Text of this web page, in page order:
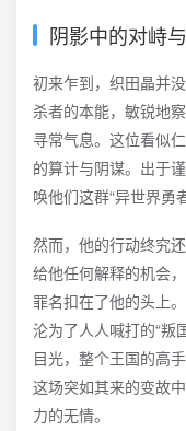
阴影中的对峙
初来乍到，织田晶并
杀者的本能，敏锐地
寻常气息。这位看似
的算计与阴谋。出于
唤他们这群“异世界勇
然而，他的行动终究
给他任何解释的机会
罪名扣在了他的头上
沦为了人人喊打的“叛
目光，整个王国的高
这场突如其来的变故
力的无情。